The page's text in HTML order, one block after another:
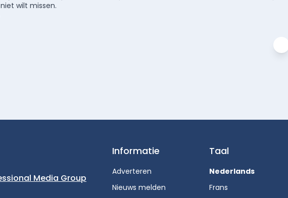
wilt missen.
Media Group
Informatie
Adverteren
Nieuws melden
Taal
Nederlands
Frans